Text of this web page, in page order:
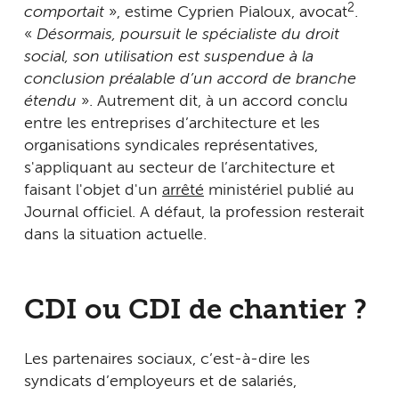
comportait », estime Cyprien Pialoux, avocat2.
« Désormais, poursuit le spécialiste du droit
social, son utilisation est suspendue à la
conclusion préalable d’un accord de branche
étendu ». Autrement dit, à un accord conclu
entre les entreprises d’architecture et les
organisations syndicales représentatives,
s'appliquant au secteur de l’architecture et
faisant l'objet d'un arrêté ministériel publié au
Journal officiel. A défaut, la profession resterait
dans la situation actuelle.
CDI ou CDI de chantier ?
Les partenaires sociaux, c’est-à-dire les
syndicats d’employeurs et de salariés,